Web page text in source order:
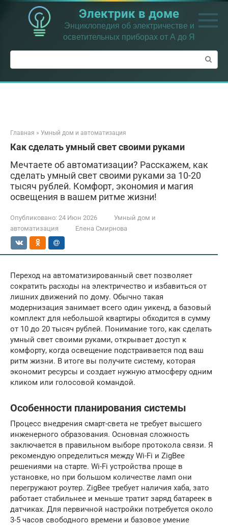
Перейти
контенту
Электрик в доме
Энциклопедия об электричестве и
осветительных приборах от А до Я
Поиск:
Главная » Умный дом и автоматизация
Как сделать умный свет своими руками
Мечтаете об автоматизации? Расскажем, как
сделать умный свет своими руками за 10-20
тысяч рублей. Комфорт, экономия и магия
освещения в вашем ритме жизни!
Опубликовано: 24 Июн 2026
Умный дом и
автоматизация
Елена Смирнова
Переход на автоматизированный свет позволяет
сократить расходы на электричество и избавиться от
лишних движений по дому. Обычно такая
модернизация занимает всего один уикенд, а базовый
комплект для небольшой квартиры обходится в сумму
от 10 до 20 тысяч рублей. Понимание того, как сделать
умный свет своими руками, открывает доступ к
комфорту, когда освещение подстраивается под ваш
ритм жизни. В итоге вы получите систему, которая
экономит ресурсы и создает нужную атмосферу одним
кликом или голосовой командой.
Особенности планирования системы
Процесс внедрения смарт-света не требует высшего
инженерного образования. Основная сложность
заключается в правильном выборе протокола связи. Я
рекомендую определиться между Wi-Fi и ZigBee
решениями на старте. Wi-Fi устройства проще в
установке, но при большом количестве ламп они
перегружают роутер. ZigBee требует наличия хаба, зато
работает стабильнее и меньше тратит заряд батареек в
датчиках. Для первичной настройки потребуется около
3-5 часов свободного времени и базовое умение